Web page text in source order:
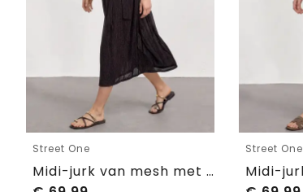
Street One
Midi-jurk van mesh met print
Street One